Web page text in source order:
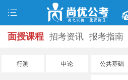
面授课程 招考资讯 报考指南
打准考证 成绩查询 面试公
行测 申论 公共基础